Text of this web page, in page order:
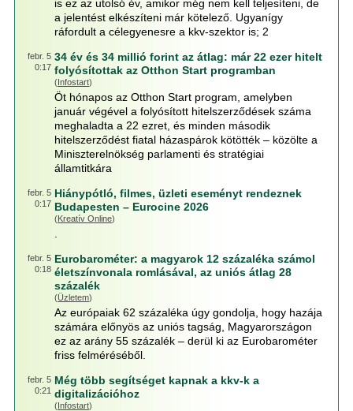
is ez az utolsó év, amikor még nem kell teljesíteni, de
a jelentést elkészíteni már kötelező. Ugyanígy
ráfordult a célegyenesre a kkv-szektor is; 2
febr. 5
0:17
34 év és 34 millió forint az átlag: már 22 ezer hitelt
folyósítottak az Otthon Start programban
(Infostart)
Öt hónapos az Otthon Start program, amelyben
január végével a folyósított hitelszerződések száma
meghaladta a 22 ezret, és minden második
hitelszerződést fiatal házaspárok kötötték – közölte a
Miniszterelnökség parlamenti és stratégiai
államtitkára
febr. 5
0:17
Hiánypótló, filmes, üzleti eseményt rendeznek
Budapesten – Eurocine 2026
(Kreatív Online)
febr. 5
0:18
Eurobarométer: a magyarok 12 százaléka számol
életszínvonala romlásával, az uniós átlag 28
százalék
(Üzletem)
Az európaiak 62 százaléka úgy gondolja, hogy hazája
számára előnyös az uniós tagság, Magyarországon
ez az arány 55 százalék – derül ki az Eurobarométer
friss felméréséből.
febr. 5
0:21
Még több segítséget kapnak a kkv-k a
digitalizációhoz
(Infostart)